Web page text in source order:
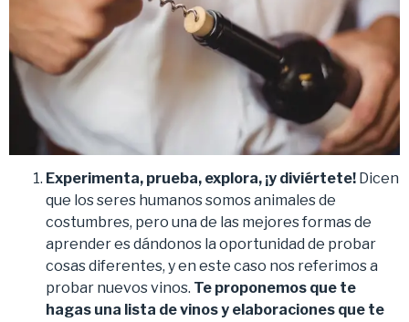
Experimenta, prueba, explora, ¡y diviértete! Dicen
que los seres humanos somos animales de
costumbres, pero una de las mejores formas de
aprender es dándonos la oportunidad de probar
cosas diferentes, y en este caso nos referimos a
probar nuevos vinos. Te proponemos que te
hagas una lista de vinos y elaboraciones que te